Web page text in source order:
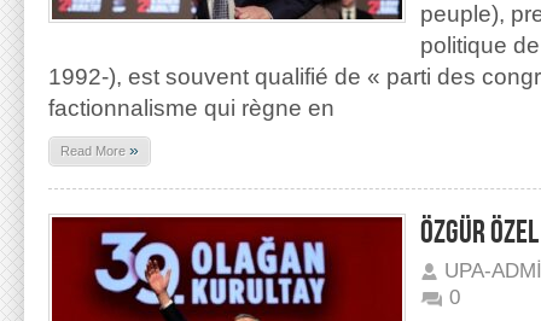
peuple),
politique
1992-), est souvent qualifié de « parti des
factionnalisme qui règne en
Read More »
ÖZGÜR
UPA-
0